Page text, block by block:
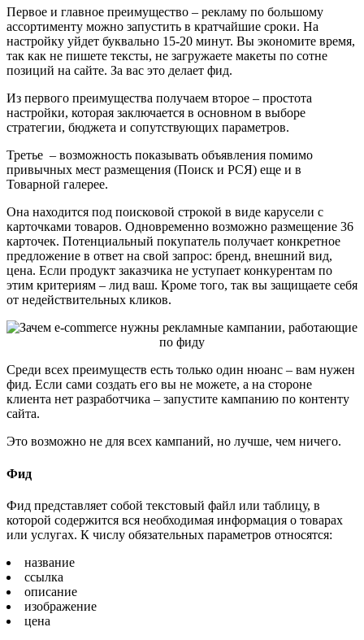
Первое и главное преимущество – рекламу по большому
ассортименту можно запустить в кратчайшие сроки. На
настройку уйдет буквально 15-20 минут. Вы экономите время,
так как не пишете тексты, не загружаете макеты по сотне
позиций на сайте. За вас это делает фид.
Из первого преимущества получаем второе – простота
настройки, которая заключается в основном в выборе
стратегии, бюджета и сопутствующих параметров.
Третье – возможность показывать объявления помимо
привычных мест размещения (Поиск и РСЯ) еще и в
Товарной галерее.
Она находится под поисковой строкой в виде карусели с
карточками товаров. Одновременно возможно размещение 36
карточек. Потенциальный покупатель получает конкретное
предложение в ответ на свой запрос: бренд, внешний вид,
цена. Если продукт заказчика не уступает конкурентам по
этим критериям – лид ваш. Кроме того, так вы защищаете себя
от недействительных кликов.
Среди всех преимуществ есть только один нюанс – вам нужен
фид. Если сами создать его вы не можете, а на стороне
клиента нет разработчика – запустите кампанию по контенту
сайта.
Это возможно не для всех кампаний, но лучше, чем ничего.
Фид
Фид представляет собой текстовый файл или таблицу, в
которой содержится вся необходимая информация о товарах
или услугах. К числу обязательных параметров относятся:
название
ссылка
описание
изображение
цена